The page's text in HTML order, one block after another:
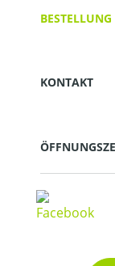
KONTAKT